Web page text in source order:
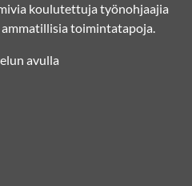
koulutettuja työnohjaajia
toimintatapoja.
avulla